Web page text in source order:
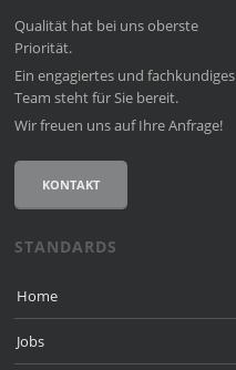
Qualität hat bei uns oberste
Priorität.
Ein engagiertes und fach­kun­diges
Team steht für Sie bereit.
Wir freuen uns auf Ihre Anfrage!
KONTAKT
STANDARDS
Home
Jobs